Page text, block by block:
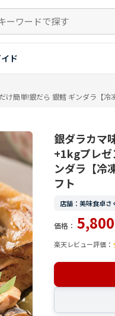
ド
簡単!銀だら 銀鱈 ギンダラ【冷
銀ダラカマ
+1kgプレゼ
ンダラ【冷
フト
店舗：美味食卓さ
価格： 5,800
楽天レビュー評価：